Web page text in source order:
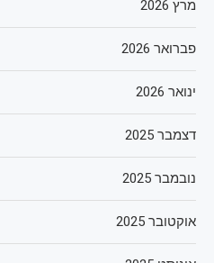
מרץ 2026
פברואר 2026
ינואר 2026
דצמבר 2025
נובמבר 2025
אוקטובר 2025